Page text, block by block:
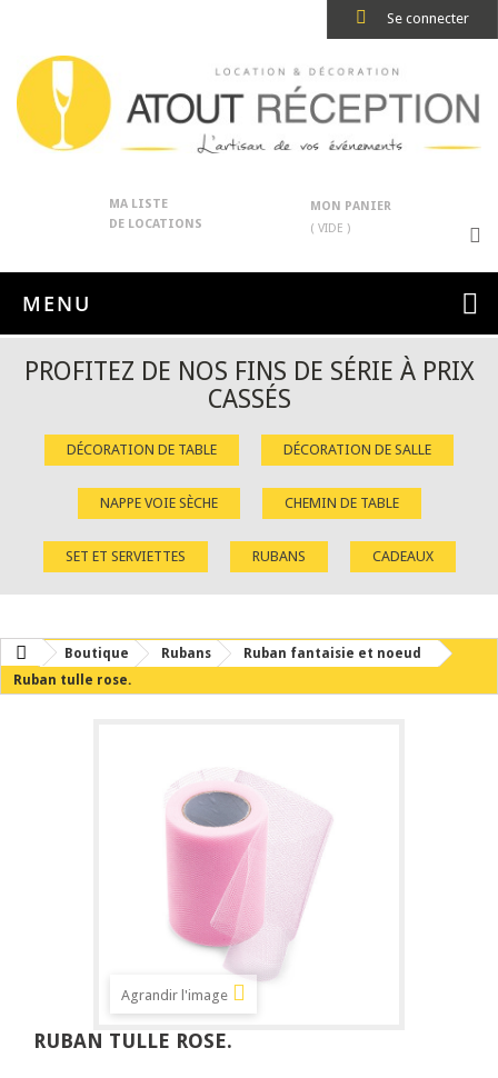
Se connecter
MA LISTE
DE LOCATIONS
MON PANIER
( VIDE )
MENU
PROFITEZ DE NOS FINS DE SÉRIE À PRIX
CASSÉS
DÉCORATION DE TABLE DÉCORATION DE SALLE
NAPPE VOIE SÈCHE CHEMIN DE TABLE
SET ET SERVIETTES RUBANS CADEAUX
Boutique Rubans
Ruban fantaisie et noeud
Ruban tulle rose.
Agrandir l'image
RUBAN TULLE ROSE.